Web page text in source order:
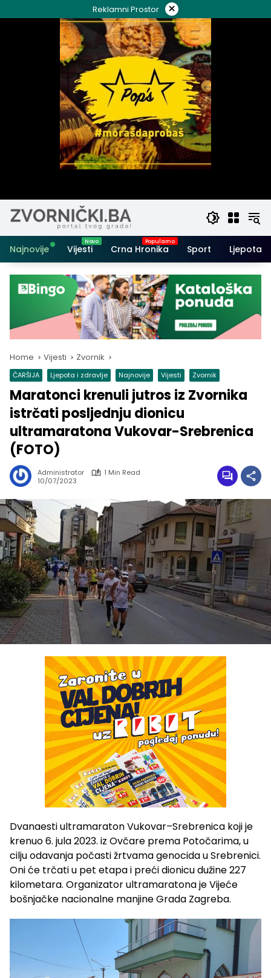
to
Reklamni Prostor ×
Najnovije Vijesti Crna Hronika Sport Ljepota i
Home Vijesti Zvornik
ČARŠIJA Ljepota i zdravlje Najnovije Vijesti Zvornik
Maratonci krenuli jutros iz Zvornika
istrčati posljednju dionicu
ultramaratona Vukovar-Srebrenica
(FOTO)
Administrator
1 Min Read
10/07/2023
Dvanaesti ultramaraton Vukovar–Srebrenica koji je
krenuo 6. jula 2023. iz Ovčare prema Potočarima, u
cilju odavanja počasti žrtvama genocida u Srebrenici.
Oni će trčati u pet etapa i preći dionicu dužine 227
kilometara. Organizator ultramaratona je Vijeće
bošnjačke nacionalne manjine Grada Zagreba.